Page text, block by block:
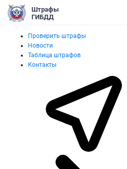
Штрафы
ГИБДД
Проверить штрафы
Новости
Таблица штрафов
Контакты